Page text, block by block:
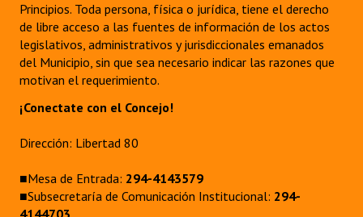
Principios. Toda persona, física o jurídica, tiene el derecho
de libre acceso a las fuentes de información de los actos
legislativos, administrativos y jurisdiccionales emanados
del Municipio, sin que sea necesario indicar las razones que
motivan el requerimiento.
¡Conectate con el Concejo!
Dirección: Libertad 80
■Mesa de Entrada: 294-4143579
■Subsecretaría de Comunicación Institucional: 294-
4144703